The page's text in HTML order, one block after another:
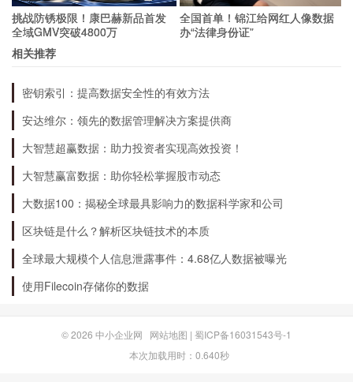
挑战防锈极限！康巴赫新品首发
全域GMV突破4800万
全国首单！锦江给网红人像数据
办“法律身份证”
相关推荐
密钥索引：提高数据安全性的有效方法
安达维尔：领先的数据管理解决方案提供商
大智慧超赢数据：助力投资者实现高效投资！
大智慧赢富数据：助你轻松掌握股市动态
大数据100：揭秘全球最具影响力的数据科学家和公司
区块链是什么？解析区块链技术的本质
全球最大规模个人信息泄露事件：4.68亿人数据被曝光
使用Filecoin存储你的数据
© 2026 中小企业网 网站地图 | 蜀ICP备16031543号-1
本次加载用时：0.640秒